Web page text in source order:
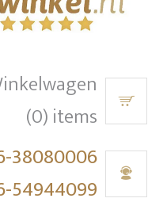
(0) items
38080006
54944099